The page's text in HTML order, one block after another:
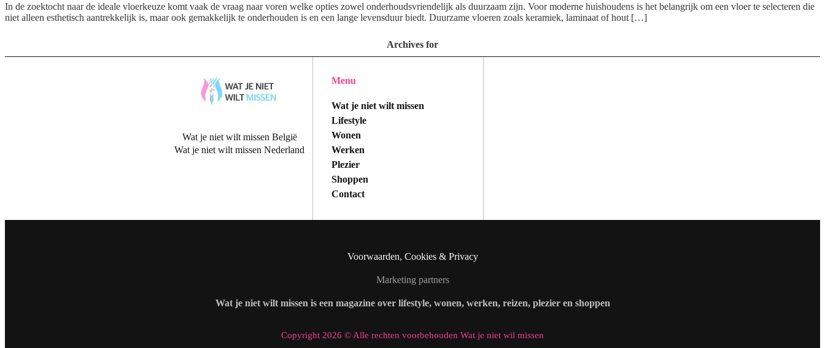
In de zoektocht naar de ideale vloerkeuze komt vaak de vraag naar voren welke opties zowel onderhoudsvriendelijk als duurzaam zijn. Voor moderne huishoudens is het belangrijk om een vloer te selecteren die
niet alleen esthetisch aantrekkelijk is, maar ook gemakkelijk te onderhouden is en een lange levensduur biedt. Duurzame vloeren zoals keramiek, laminaat of hout […]
Archives for
Wat je niet wilt missen België
Wat je niet wilt missen Nederland
Menu
Wat je niet wilt missen
Lifestyle
Wonen
Werken
Plezier
Shoppen
Contact
Voorwaarden, Cookies & Privacy
Marketing partners
Wat je niet wilt missen is een magazine over lifestyle, wonen, werken, reizen, plezier en shoppen
Copyright 2026 © Alle rechten voorbehouden Wat je niet wil missen